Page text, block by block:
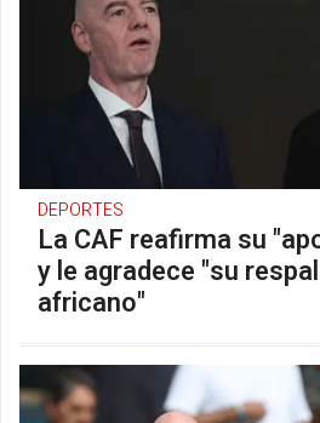
DEPORTES
La CAF reafirma su
y le agradece "su
africano"